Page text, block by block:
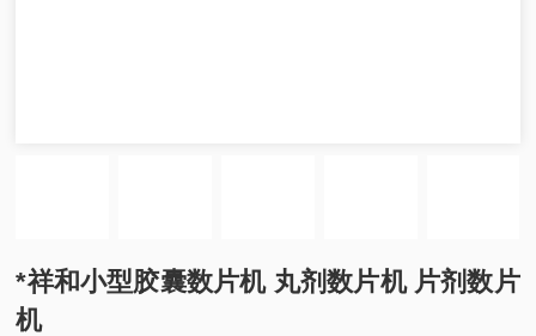
*祥和小型胶囊数片机 丸剂数片机 片剂数片
机